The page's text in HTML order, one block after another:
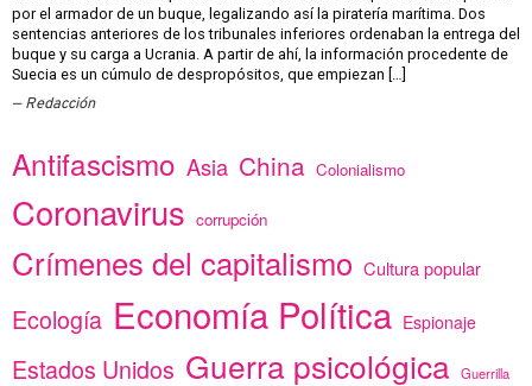
por el armador de un buque, legalizando así la piratería marítima. Dos
sentencias anteriores de los tribunales inferiores ordenaban la entrega del
buque y su carga a Ucrania. A partir de ahí, la información procedente de
Suecia es un cúmulo de despropósitos, que empiezan […]
Redacción
Antifascismo Asia China Colonialismo
Coronavirus corrupción
Crímenes del capitalismo Cultura popular
Ecología Economía Política Espionaje
Estados Unidos Guerra psicológica Guerrilla